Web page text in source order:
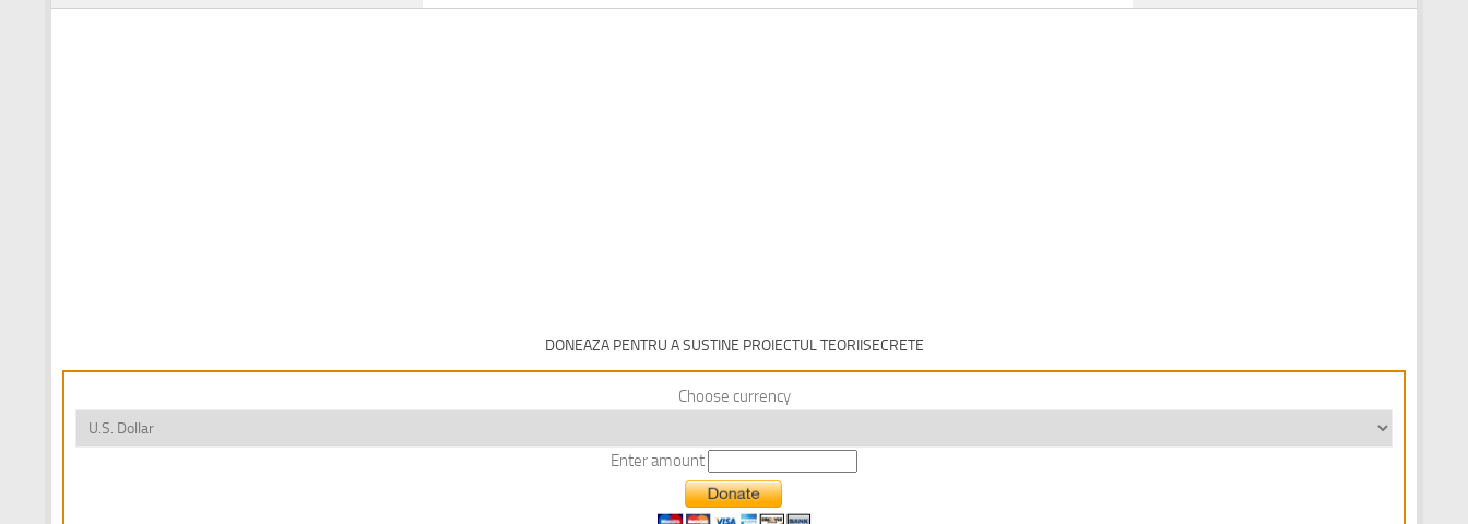
DONEAZA PENTRU A SUSTINE PROIECTUL TEORIISECRETE
Choose currency
Enter amount